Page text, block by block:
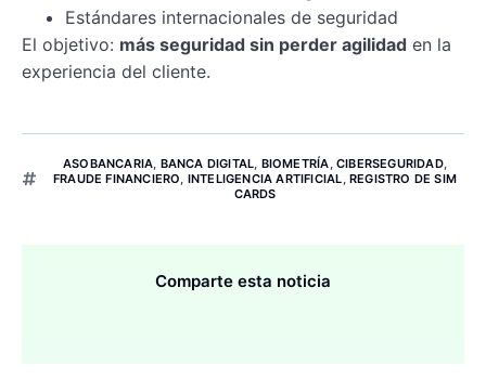
Estándares internacionales de seguridad
El objetivo: más seguridad sin perder agilidad en la
experiencia del cliente.
ASOBANCARIA, BANCA DIGITAL, BIOMETRÍA, CIBERSEGURIDAD,
FRAUDE FINANCIERO, INTELIGENCIA ARTIFICIAL, REGISTRO DE SIM
CARDS
Comparte esta noticia